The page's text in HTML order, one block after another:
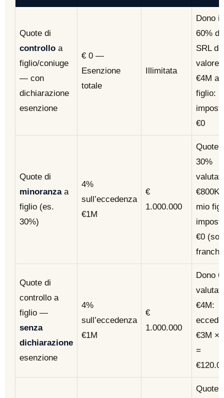
Quote di
controllo a
figlio/coniuge
— con
dichiarazione
esenzione
€ 0 —
Esenzione
totale
Illimitata
Dono il
60% di
SRL
valore
€4M a
figlio:
€0
Quote di
minoranzaa
figlio (es.
30%)
4%
sull’eccedenza
€1M
€
1.000.000
Quote
30%
€800K
mio
€0
Quote di
controllo a
figlio —
senza
dichiarazione
esenzione
4%
sull’eccedenza
€1M
€
1.000.000
Dono
€4M:
€3M ×
=
Quote